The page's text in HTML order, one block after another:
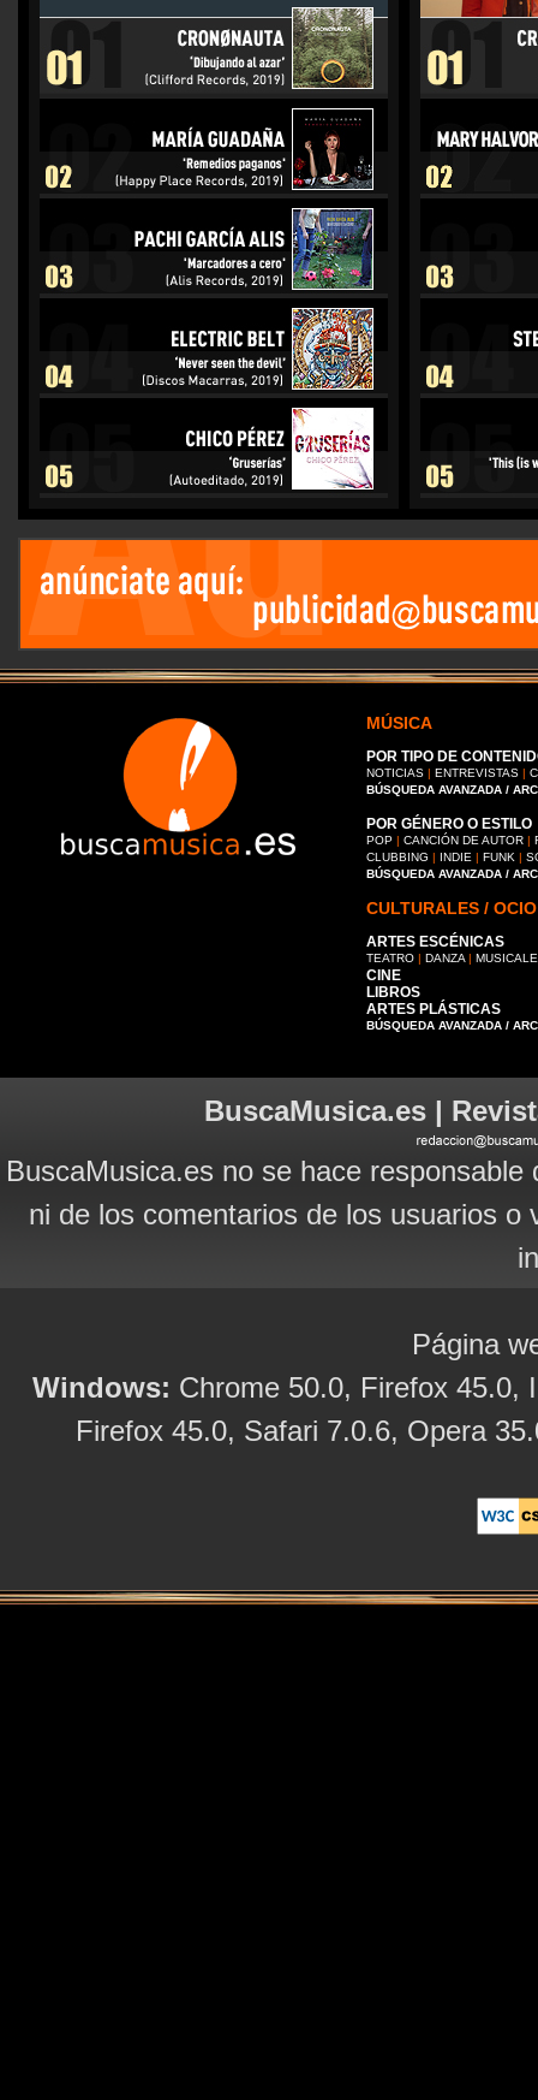
MÚSICA
POR TIPO DE
NOTICIAS | ENTREVISTAS |
BÚSQUEDA AVANZADA /
POR GÉNERO O ESTILO
POP | CANCIÓN DE AUTOR |
CLUBBING | INDIE | FUNK |
BÚSQUEDA AVANZADA /
CULTURALES / OCIO
ARTES ESCÉNICAS
TEATRO | DANZA |
CINE
LIBROS
ARTES PLÁSTICAS
BÚSQUEDA AVANZADA /
BuscaMusica.es |
BuscaMusica.es no se hace
ni de los comentarios de los usuarios
Página
Windows: Chrome 50.0, Firefox 45.0,
Firefox 45.0, Safari 7.0.6, Opera